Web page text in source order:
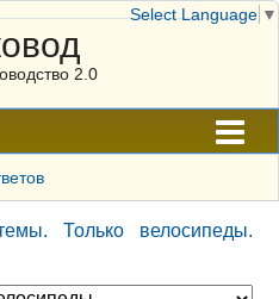
2.0
Только велосипеды.
Select Language ▼